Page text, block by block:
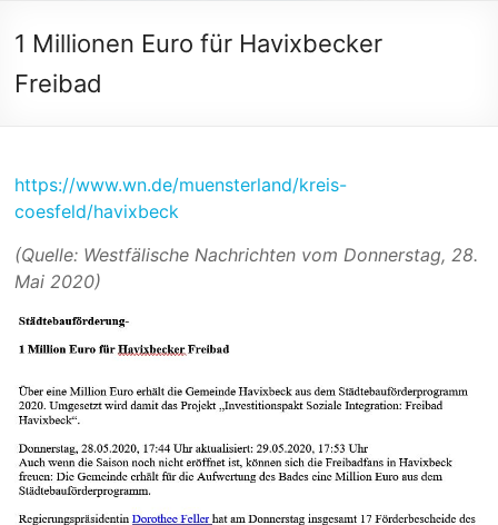
1 Millionen Euro für Havixbecker
Freibad
https://www.wn.de/muensterland/kreis-
coesfeld/havixbeck
(Quelle: Westfälische Nachrichten vomDonnerstag, 28.
Mai 2020)